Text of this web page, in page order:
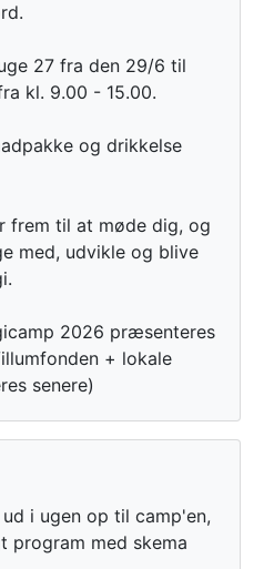
27 fra den 29/6 til
kl. 9.00 - 15.00.
og drikkelse
frem til at møde dig, og
med, udvikle og blive
2026 præsenteres
+ lokale
senere)
i ugen op til camp'en,
program med skema